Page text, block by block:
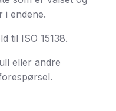
i endene.
til ISO 15138.
eller andre